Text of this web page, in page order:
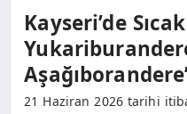
Kayseri’de
21 Haziran 2026 tarihi